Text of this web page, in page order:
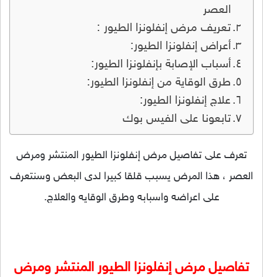
العصر
تعريف مرض إنفلونزا الطيور :
أعراض إنفلونزا الطيور:
أسباب الإصابة بإنفلونزا الطيور:
طرق الوقاية من إنفلونزا الطيور:
علاج إنفلونزا الطيور:
تابعونا على الفيس بوك
تعرف على تفاصيل مرض إنفلونزا الطيور المنتشر ومرض
العصر ، هذا المرض يسبب قلقا كبيرا لدى البعض وسنتعرف
على اعراضه واسبابه وطرق الوقايه والعلاج.
تفاصيل مرض إنفلونزا الطيور المنتشر ومرض